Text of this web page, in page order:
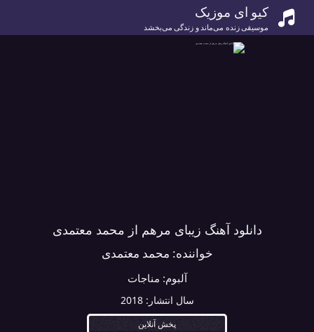
کیو ای موزیک
موسیقی زنده می‌ماند و زندگی می‌بخشد
دانلود آهنگ زیبای مرهم از محمد معتمدی
خواننده: محمد معتمدی
آلبوم: مناجات
سال انتشار:2018
پخش آنلاین